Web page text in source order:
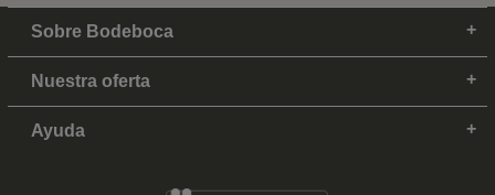
Sobre Bodeboca
Nuestra oferta
Ayuda